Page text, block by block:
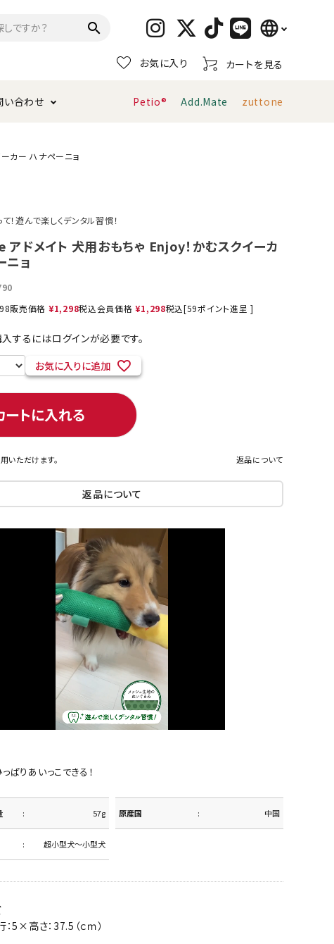
search language
日本語
English
お気に入り カートを見る
服・ウェア
首輪・ハーネス
デンタルおもちゃ
ネコポス対象商品一覧
い合わせ Petio® Add.Mate zuttone
カー ハナペーニョ
！遊んで楽しくデンタル習慣！
ドメイト 犬用おもちゃ Enjoy！かむスクイーカ
ニョ
販売価格 ¥1,298税込会員価格 ¥1,298税込[59ポイント進呈 ]
するにはログインが必要です。
お気に入りに追加
ートに入れる
いただけます。 返品について
返品について
ぱりあいっこできる！
57g 原産国 中国
超小型犬～小型犬
5×高さ：37.5（ｃｍ）